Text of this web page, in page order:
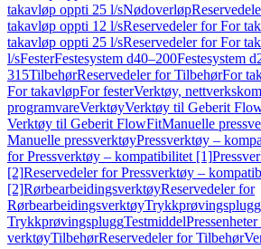
takavløp oppti 25 l/sNødoverløp
takavløp oppti 12 l/sReservedeler for For
takavløp oppti 25 l/sReservedeler for For
l/sFesterFestesystem d40–200Festesystem
315TilbehørReservedeler for TilbehørFor
For takavløpFor festerVerktøy,
programvareVerktøyVerktøy til Geberit
Verktøy til Geberit FlowFitManuelle
Manuelle pressverktøyPressverktøy –
for Pressverktøy – kompatibilitet [1]
[2]Reservedeler for Pressverktøy –
[2]RørbearbeidingsverktøyReservedeler for
RørbearbeidingsverktøyTrykkprøvingsplugg
TrykkprøvingspluggTestmiddelPressenheter
verktøyTilbehørReservedeler for Tilbehør